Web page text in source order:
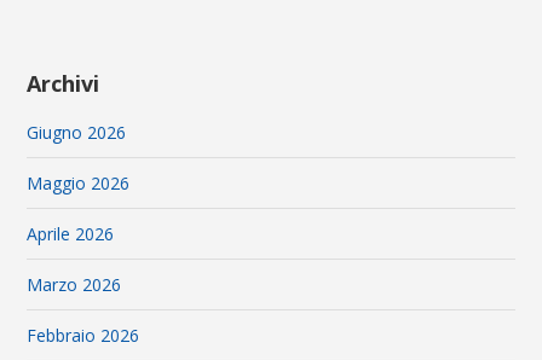
Archivi
Giugno 2026
Maggio 2026
Aprile 2026
Marzo 2026
Febbraio 2026